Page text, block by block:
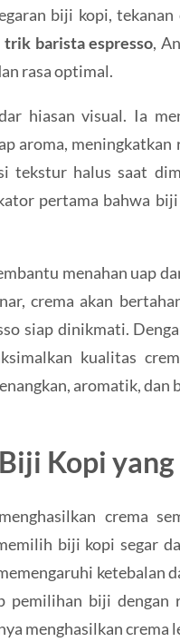
biji kopi,
trik barista espresso,
rasa optimal.
hiasan visual. Ia
aroma,
tekstur halus saat
pertama bahwa
menahan uap
crema akan
siap dinikmati.
kualitas
aromatik, dan
Kopi yang
crema
biji kopi segar
ketebalan
pemilihan biji dengan
menghasilkan crema